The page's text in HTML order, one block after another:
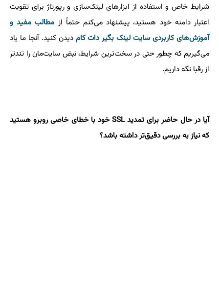
شرایط خاص و استفاده از ابزارهای لینک‌سازی و رپورتاژ برای تقویت
اعتبار دامنه خود هستید، پیشنهاد می‌کنم حتماً از مطالب مفید و
آموزش‌های کاربردی سایت لینک بگیر دات کام دیدن کنید. آنجا ما یاد
می‌گیریم که چطور حتی در سخت‌ترین شرایط، نبض سایت‌مان را تندتر
از رقبا نگه داریم.
آیا در حال حاضر برای تمدید SSL خود با خطای خاصی روبرو هستید
که نیاز به بررسی دقیق‌تر داشته باشد؟